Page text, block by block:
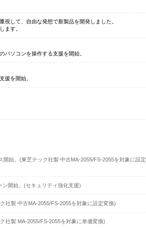
視して、自由な発想で新製品を開発しました。
ます。
パソコンを操作する支援を開始。
援を開始。
開始。(東芝テック社製 中古MA-2055/FS-2055を対象に設定
ン開始。(セキュリティ強化支援)
社製 中古MA-2055/FS-2055を対象に設定変換)
社製 MA-2055/FS-2055を対象に単価変換)